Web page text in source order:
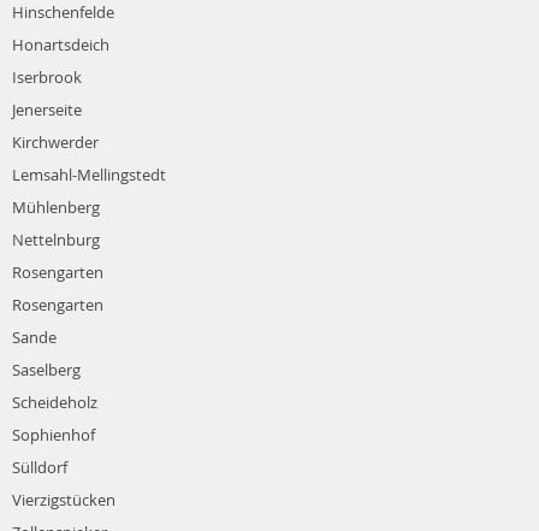
Hinschenfelde
Honartsdeich
Iserbrook
Jenerseite
Kirchwerder
Lemsahl-Mellingstedt
Mühlenberg
Nettelnburg
Rosengarten
Rosengarten
Sande
Saselberg
Scheideholz
Sophienhof
Sülldorf
Vierzigstücken